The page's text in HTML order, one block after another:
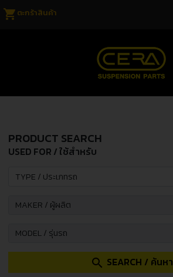
shopping_cart ตะกร้าสินค้า
PRODUCT SEARCH
USED FOR / ใช้สำหรับ
search SEARCH / ค้นหา